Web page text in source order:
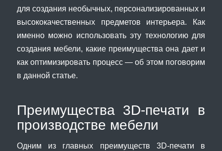
для создания необычных, персонализированных и
высококачественных предметов интерьера. Как
именно можно использовать эту технологию для
создания мебели, какие преимущества она дает и
как оптимизировать процесс — об этом поговорим
в данной статье.
Преимущества 3D-печати в
производстве мебели
Одним из главных преимуществ 3D-печати в